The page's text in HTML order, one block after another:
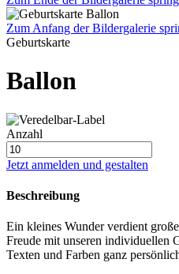
Zum Anfang der Bildergalerie
Geburtskarte
Ballon
Anzahl
Jetzt anmelden und gestalten
Beschreibung
Ein kleines Wunder verdient
Freude mit unseren individuellen
Texten und Farben ganz